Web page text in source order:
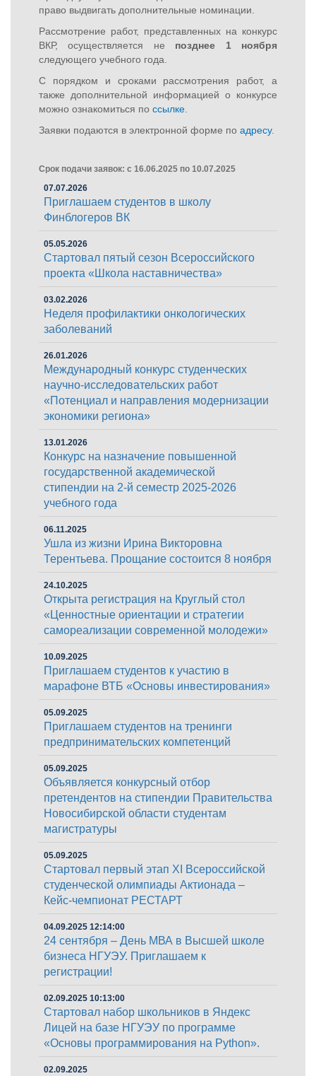
право выдвигать дополнительные номинации.
Рассмотрение работ, представленных на конкурс
ВКР, осуществляется не позднее 1 ноября
следующего учебного года.
С порядком и сроками рассмотрения работ, а
также дополнительной информацией о конкурсе
можно ознакомиться по ссылке.
Заявки подаются в электронной форме по адресу.
Срок подачи заявок: с 16.06.2025 по 10.07.2025
07.07.2026
Приглашаем студентов в школу
Финблогеров ВК
05.05.2026
Стартовал пятый сезон Всероссийского
проекта «Школа наставничества»
03.02.2026
Неделя профилактики онкологических
заболеваний
26.01.2026
Международный конкурс студенческих
научно-исследовательских работ
«Потенциал и направления модернизации
экономики региона»
13.01.2026
Конкурс на назначение повышенной
государственной академической
стипендии на 2-й семестр 2025-2026
учебного года
06.11.2025
Ушла из жизни Ирина Викторовна
Терентьева. Прощание состоится 8 ноября
24.10.2025
Открыта регистрация на Круглый стол
«Ценностные ориентации и стратегии
самореализации современной молодежи»
10.09.2025
Приглашаем студентов к участию в
марафоне ВТБ «Основы инвестирования»
05.09.2025
Приглашаем студентов на тренинги
предпринимательских компетенций
05.09.2025
Объявляется конкурсный отбор
претендентов на стипендии Правительства
Новосибирской области студентам
магистратуры
05.09.2025
Стартовал первый этап XI Всероссийской
студенческой олимпиады Актионада –
Кейс-чемпионат РЕСТАРТ
04.09.2025 12:14:00
24 сентября – День МВА в Высшей школе
бизнеса НГУЭУ. Приглашаем к
регистрации!
02.09.2025 10:13:00
Стартовал набор школьников в Яндекс
Лицей на базе НГУЭУ по программе
«Основы программирования на Python».
02.09.2025